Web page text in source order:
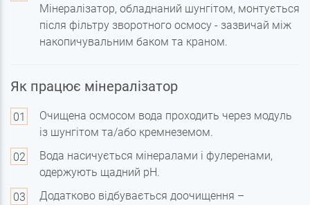
Мінералізатор, обладнаний шунгітом, монтується
після фільтру зворотного осмосу - зазвичай між
накопичувальним баком та краном.
Як працює мінералізатор
Очищена осмосом вода проходить через модуль
із шунгітом та/або кремнеземом.
Вода насичується мінералами і фулеренами,
одержують щадний pH.
Додатково відбувається доочищення –